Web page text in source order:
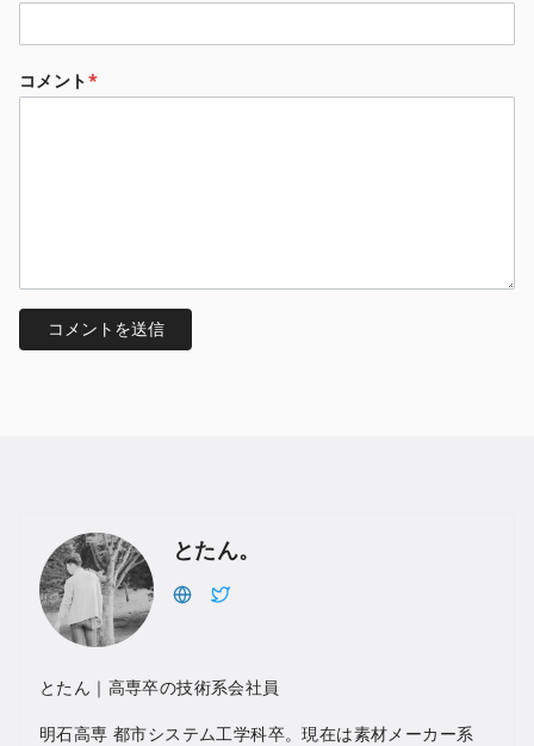
コメント*
とたん。
とたん｜高専卒の技術系会社員
明石高専 都市システム工学科卒。現在は素材メーカー系